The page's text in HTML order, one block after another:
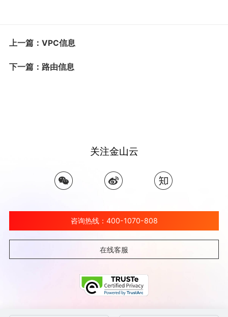
上一篇：VPC信息
下一篇：路由信息
关注金山云
咨询热线：400-1070-808
在线客服